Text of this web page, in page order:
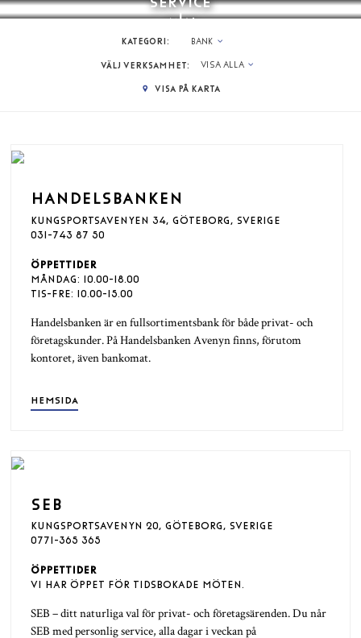
BANK
KATEGORI: BANK
VÄLJ VERKSAMHET: VISA ALLA
VISA PÅ KARTA
HANDELSBANKEN
KUNGSPORTSAVENYEN 34, GÖTEBORG, SVERIGE
031-743 87 50
ÖPPETTIDER
MÅNDAG: 10.00-18.00
TIS-FRE: 10.00-15.00
Handelsbanken är en fullsortimentsbank för både privat- och
företagskunder. På Handelsbanken Avenyn finns, förutom
kontoret, även bankomat.
HEMSIDA
SEB
KUNGSPORTSAVENYN 20, GÖTEBORG, SVERIGE
0771-365 365
ÖPPETTIDER
VI HAR ÖPPET FÖR TIDSBOKADE MÖTEN.
SEB – ditt naturliga val för privat- och företagsärenden. Du når
SEB med personlig service, alla dagar i veckan på